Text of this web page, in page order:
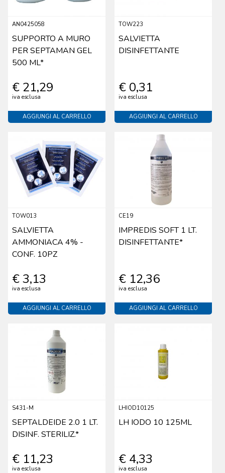
AN0425058
SUPPORTO A MURO
PER SEPTAMAN GEL
500 ML*
€ 21,29
iva esclusa
AGGIUNGI AL CARRELLO
TOW223
SALVIETTA
DISINFETTANTE
€ 0,31
iva esclusa
AGGIUNGI AL CARRELLO
TOW013
SALVIETTA
AMMONIACA 4% -
CONF. 10PZ
€ 3,13
iva esclusa
AGGIUNGI AL CARRELLO
CE19
IMPREDIS SOFT 1 LT.
DISINFETTANTE*
€ 12,36
iva esclusa
AGGIUNGI AL CARRELLO
S431-M
SEPTALDEIDE 2.0 1 LT.
DISINF. STERILIZ.*
€ 11,23
iva esclusa
LHIOD10125
LH IODO 10 125ML
€ 4,33
iva esclusa